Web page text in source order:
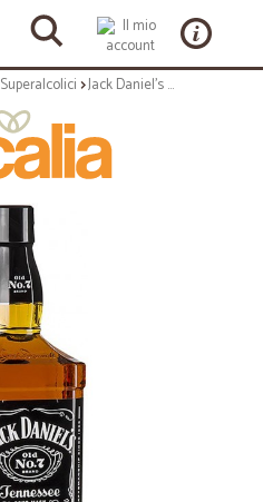
Superalcolici Jack Daniel's - lt.1